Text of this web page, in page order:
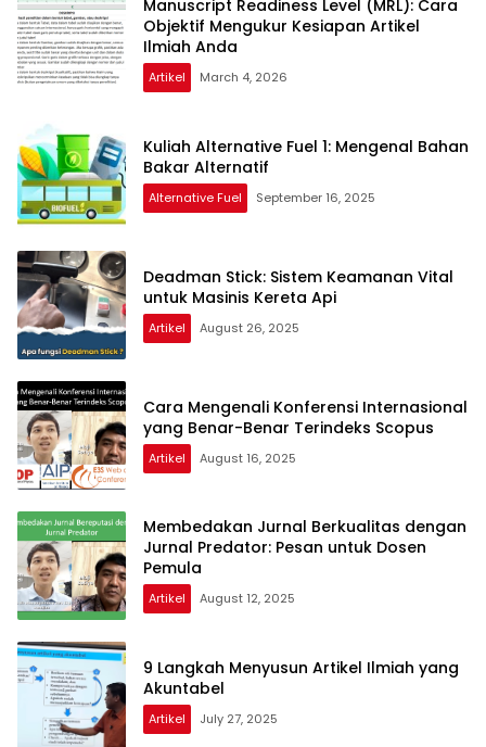
Manuscript Readiness Level (MRL): Cara
Objektif Mengukur Kesiapan Artikel
Ilmiah Anda
Artikel March 4, 2026
Kuliah Alternative Fuel 1: Mengenal Bahan
Bakar Alternatif
Alternative Fuel September 16, 2025
Deadman Stick: Sistem Keamanan Vital
untuk Masinis Kereta Api
Artikel August 26, 2025
Cara Mengenali Konferensi Internasional
yang Benar-Benar Terindeks Scopus
Artikel August 16, 2025
Membedakan Jurnal Berkualitas dengan
Jurnal Predator: Pesan untuk Dosen
Pemula
Artikel August 12, 2025
9 Langkah Menyusun Artikel Ilmiah yang
Akuntabel
Artikel July 27, 2025